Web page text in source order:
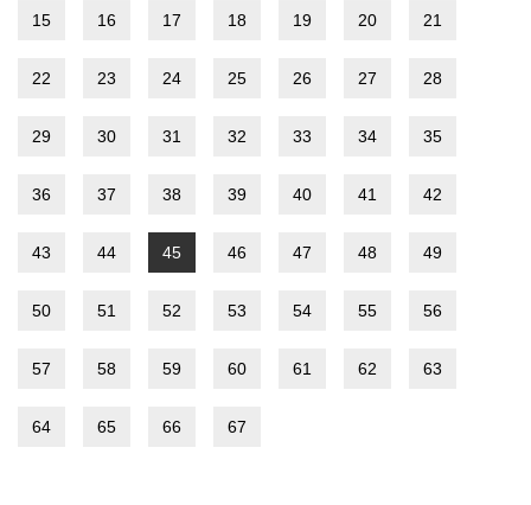
15 16 17 18 19 20 21
22 23 24 25 26 27 28
29 30 31 32 33 34 35
36 37 38 39 40 41 42
43 44 45 46 47 48 49
50 51 52 53 54 55 56
57 58 59 60 61 62 63
64 65 66 67